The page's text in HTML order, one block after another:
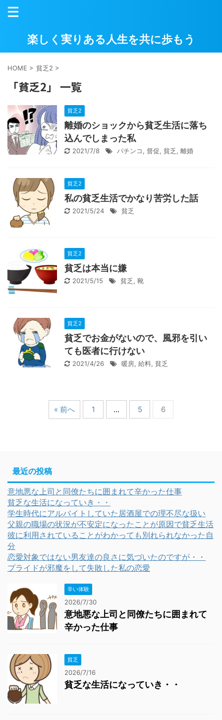
楽しく実りある人生を共に歩もう
HOME > 貧乏2 >
「貧乏2」 一覧
貧乏2
離婚のショックから貧乏生活に落ち
込んでしまった私
2021/7/8 パチンコ, 督促, 貧乏, 離婚
貧乏2
私の貧乏生活でかなり苦労した話
2021/5/24 貧乏
貧乏2
貧乏は本当に嫌
2021/5/15 貧乏, 靴
貧乏2
貧乏でお金がないので、風邪を引い
ても医者に行けない
2021/4/26 暖房, 給料, 貧乏
« 前へ 1 … 5 6
最近の投稿
意地悪な上司と同僚たちに囲まれて辛かった仕事
貧乏な生活になっていき・・
学生時代にアルバイトしていた居酒屋での理不尽な扱い
父親の職場の状況が不安定になったことが原因で貧乏生活
彼に利用されていることがわかっても別れられなかった自
分
恋愛対象ではない男友達の良さに気づいたのですが・・
プライドが邪魔をして失敗した私の恋愛
辛い体験
2026/7/30
意地悪な上司と同僚たちに囲まれて
辛かった仕事
貧乏
2026/7/16
貧乏な生活になっていき・・